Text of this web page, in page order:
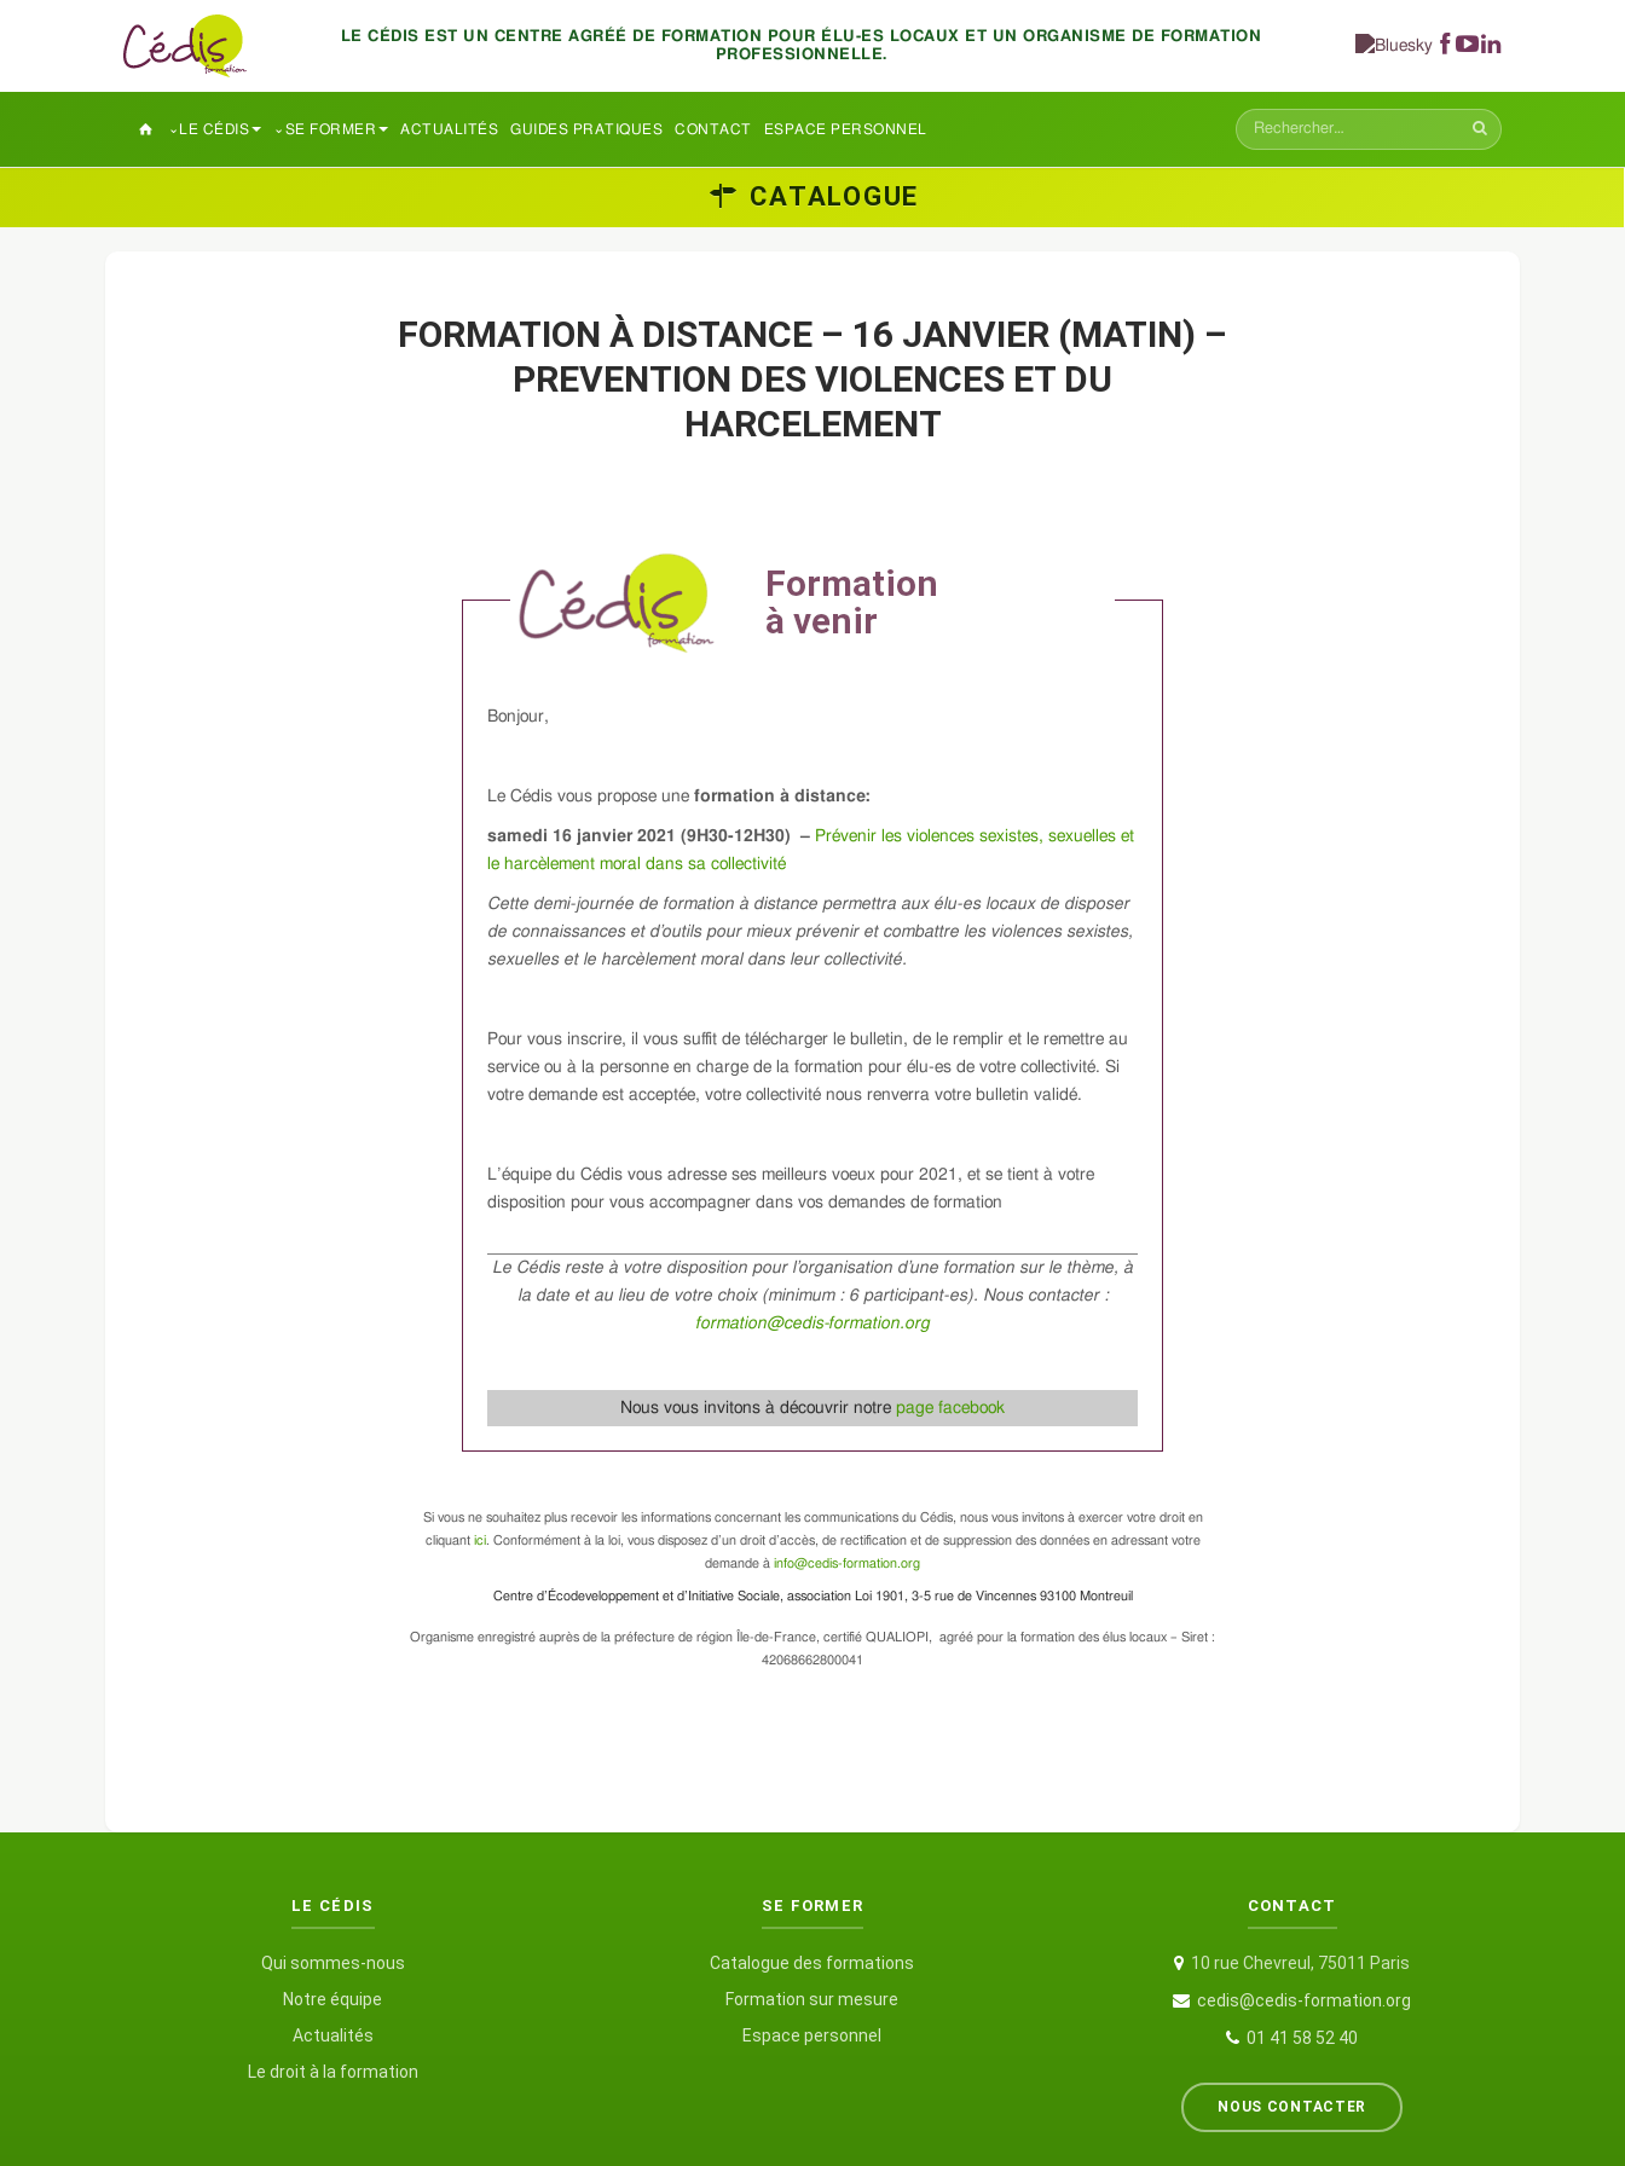
LE CÉDIS EST UN CENTRE AGRÉÉ DE FORMATION POUR ÉLU-ES LOCAUX ET UN ORGANISME DE FORMATION
PROFESSIONNELLE.
LE CÉDIS SE FORMER ACTUALITÉS GUIDES PRATIQUES CONTACT ESPACE PERSONNEL
CATALOGUE
FORMATION À DISTANCE – 16 JANVIER (MATIN) –
PREVENTION DES VIOLENCES ET DU
HARCELEMENT
Bonjour,
Le Cédis vous propose une formation à distance:
samedi 16 janvier 2021 (9H30-12H30) – Prévenir les violences sexistes, sexuelles et
le harcèlement moral dans sa collectivité
Cette demi-journée de formation à distance permettra aux élu-es locaux de disposer
de connaissances et d’outils pour mieux prévenir et combattre les violences sexistes,
sexuelles et le harcèlement moral dans leur collectivité.
Pour vous inscrire, il vous suffit de télécharger le bulletin, de le remplir et le remettre au
service ou à la personne en charge de la formation pour élu-es de votre collectivité. Si
votre demande est acceptée, votre collectivité nous renverra votre bulletin validé.
L’équipe du Cédis vous adresse ses meilleurs voeux pour 2021, et se tient à votre
disposition pour vous accompagner dans vos demandes de formation
Le Cédis reste à votre disposition pour l’organisation d’une formation sur le thème, à
la date et au lieu de votre choix (minimum : 6 participant-es). Nous contacter :
formation@cedis-formation.org
Nous vous invitons à découvrir notre page facebook
Si vous ne souhaitez plus recevoir les informations concernant les communications du Cédis, nous vous invitons à exercer votre droit en
cliquant ici. Conformément à la loi, vous disposez d’un droit d’accès, de rectification et de suppression des données en adressant votre
demande à info@cedis-formation.org
Centre d’Écodeveloppement et d’Initiative Sociale, association Loi 1901, 3-5 rue de Vincennes 93100 Montreuil
Organisme enregistré auprès de la préfecture de région Île-de-France, certifié QUALIOPI, agréé pour la formation des élus locaux – Siret :
42068662800041
LE CÉDIS
Qui sommes-nous
Notre équipe
Actualités
Le droit à la formation
SE FORMER
Catalogue des formations
Formation sur mesure
Espace personnel
CONTACT
10 rue Chevreul, 75011 Paris
cedis@cedis-formation.org
01 41 58 52 40
NOUS CONTACTER